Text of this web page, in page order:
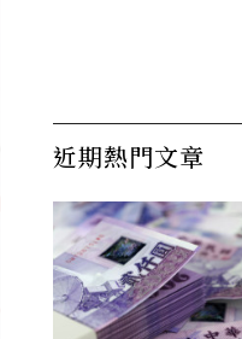
近期熱門文章